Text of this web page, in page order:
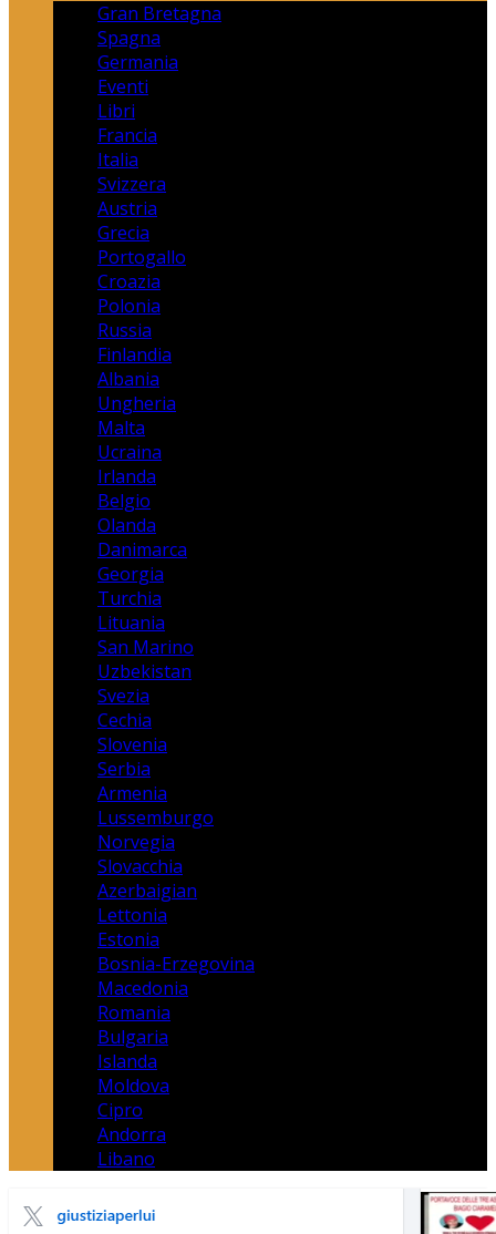
Gran Bretagna
Spagna
Germania
Eventi
Libri
Francia
Italia
Svizzera
Austria
Grecia
Portogallo
Croazia
Polonia
Russia
Finlandia
Albania
Ungheria
Malta
Ucraina
Irlanda
Belgio
Olanda
Danimarca
Georgia
Turchia
Lituania
San Marino
Uzbekistan
Svezia
Cechia
Slovenia
Serbia
Armenia
Lussemburgo
Norvegia
Slovacchia
Azerbaigian
Lettonia
Estonia
Bosnia-Erzegovina
Macedonia
Romania
Bulgaria
Islanda
Moldova
Cipro
Andorra
Libano